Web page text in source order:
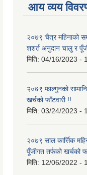
आय व्यय
२०७९ चैत्र महिनाको
शशर्त अनुदान चालु र
मिति: 04/16/2023 -
२०७९ फाल्गुनको
खर्चको फाँटवारी !!
मिति: 03/24/2023 -
२०७९ साल कार्त्तिक
पूँजीगत तर्फको खर्चको
मिति: 12/06/2022 -